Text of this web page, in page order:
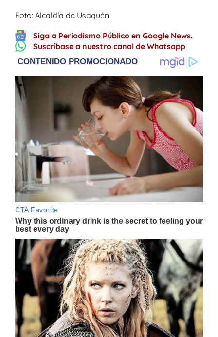
Foto: Alcaldía de Usaquén
Siga a Periodismo Público en Google News.
Suscríbase a nuestro canal de Whatsapp